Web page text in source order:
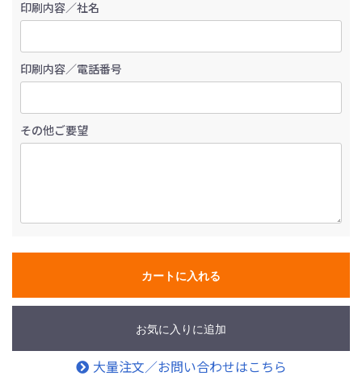
印刷内容／社名
印刷内容／電話番号
その他ご要望
カートに入れる
お気に入りに追加
大量注文／お問い合わせはこちら